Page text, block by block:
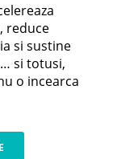
reduce
si sustine
si totusi,
o incearca